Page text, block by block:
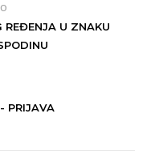
REĐENJA U ZNAKU
PRIJAVA